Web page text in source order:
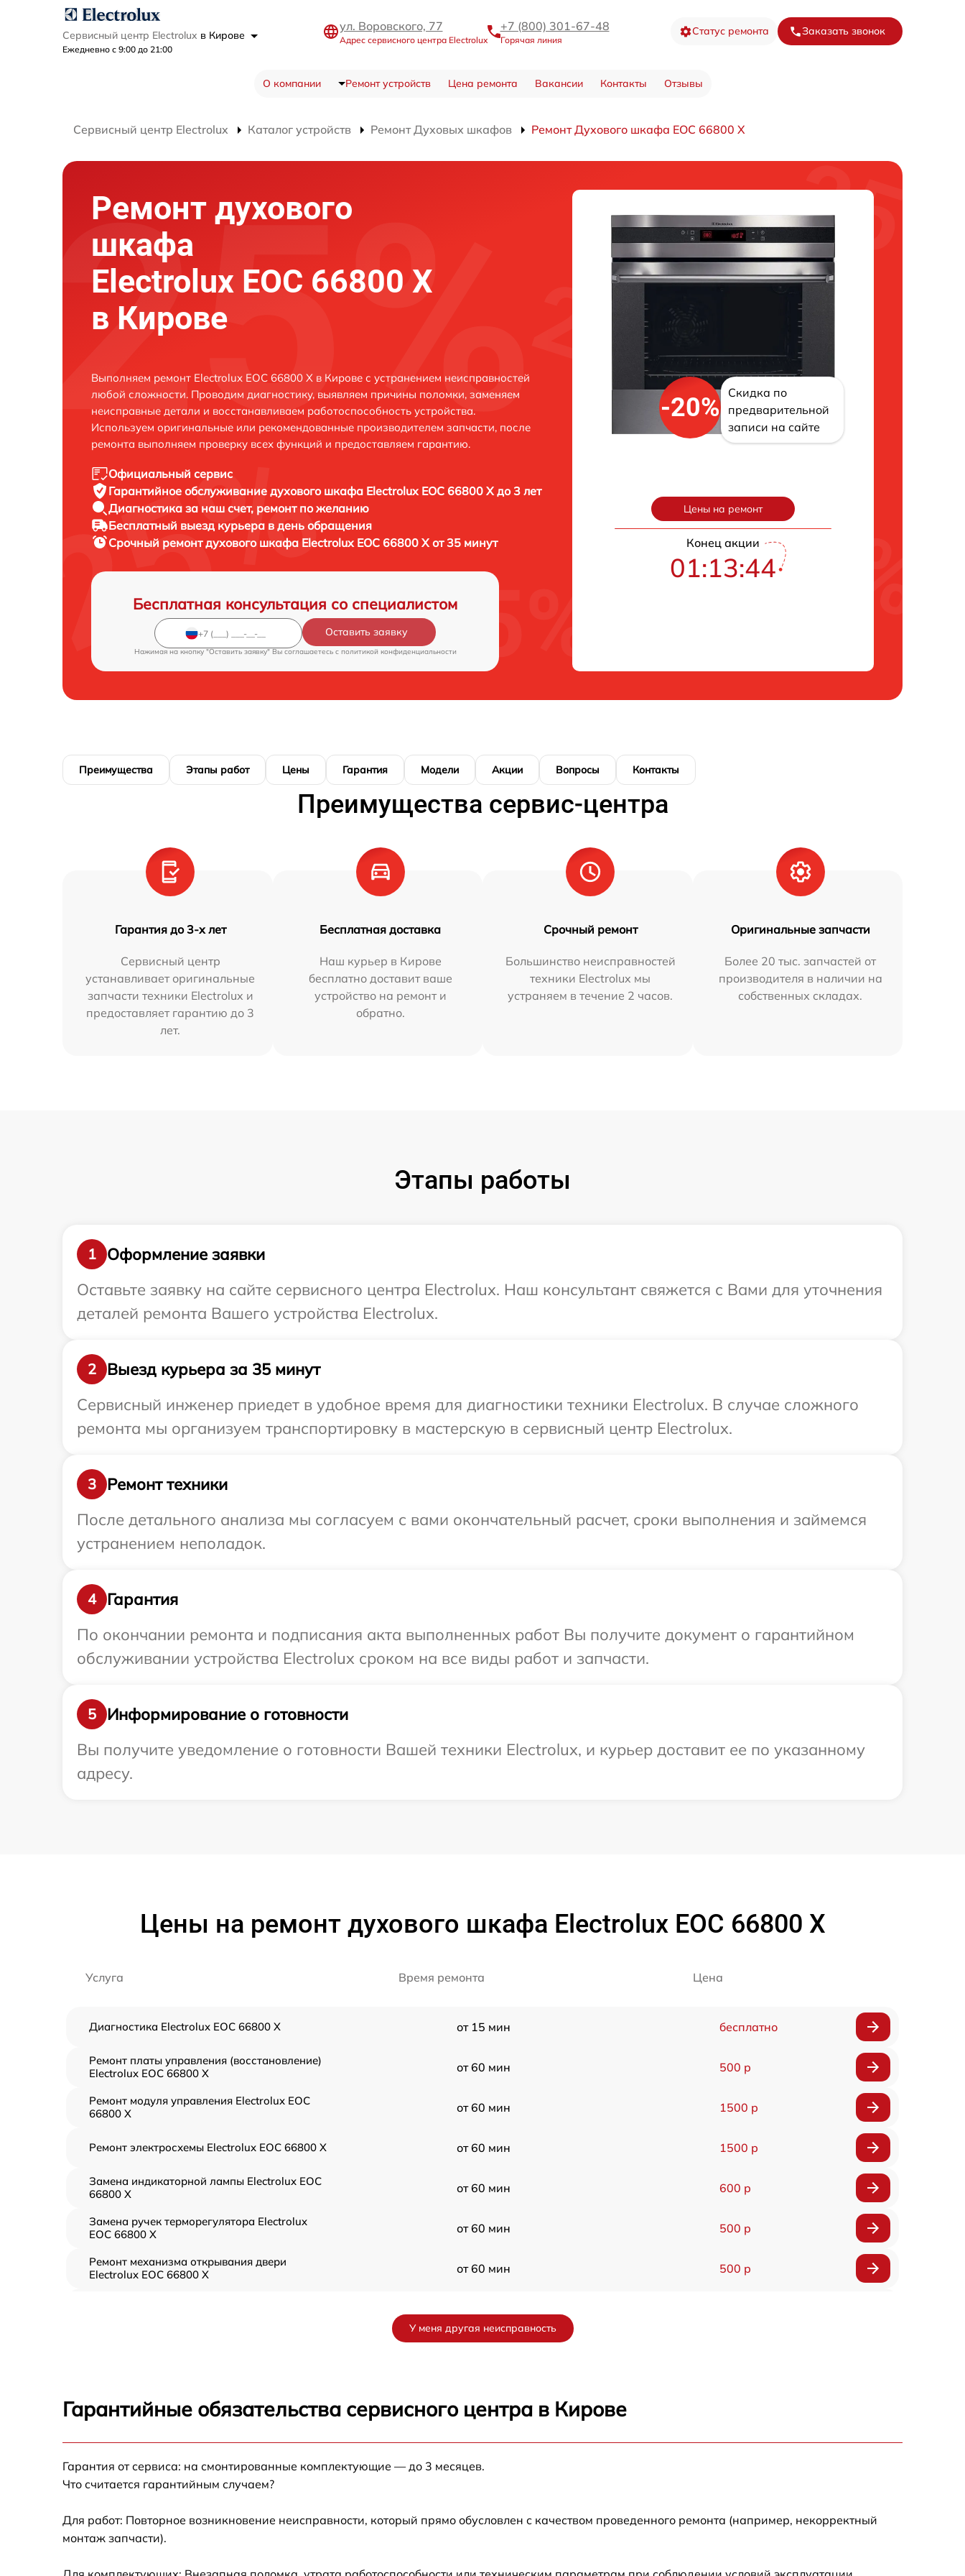
Сервисный центр Electrolux в Кирове
Ежедневно с 9:00 до 21:00
ул. Воровского, 77
Адрес сервисного центра Electrolux
+7 (800) 301-67-48
Горячая линия
Статус ремонта Заказать звонок
О компании Ремонт устройств Цена ремонта Вакансии Контакты Отзывы
Сервисный центр Electrolux Каталог устройств Ремонт Духовых шкафов Ремонт Духового шкафа EOC 66800 X
Ремонт духового
шкафа
Electrolux EOC 66800 X
в Кирове
Выполняем ремонт Electrolux EOC 66800 X в Кирове с устранением неисправностей
любой сложности. Проводим диагностику, выявляем причины поломки, заменяем
неисправные детали и восстанавливаем работоспособность устройства.
Используем оригинальные или рекомендованные производителем запчасти, после
ремонта выполняем проверку всех функций и предоставляем гарантию.
Официальный сервис
Гарантийное обслуживание духового шкафа Electrolux EOC 66800 X до 3 лет
Диагностика за наш счет, ремонт по желанию
Бесплатный выезд курьера в день обращения
Срочный ремонтдухового шкафа Electrolux EOC 66800 X от 35 минут
Бесплатная консультация со специалистом
Оставить заявку
Нажимая на кнопку "Оставить заявку" Вы соглашаетесь c политикой конфиденциальности
-20%
Скидка по
предварительной
записи на сайте
Цены на ремонт
Конец акции
01:13:42
Преимущества Этапы работ Цены Гарантия Модели Акции Вопросы Контакты
Преимущества сервис-центра
Гарантия до 3-х лет
Сервисный центр
устанавливает оригинальные
запчасти техники Electrolux и
предоставляет гарантию до 3
лет.
Бесплатная доставка
Наш курьер в Кирове
бесплатно доставит ваше
устройство на ремонт и
обратно.
Срочный ремонт
Большинство неисправностей
техники Electrolux мы
устраняем в течение 2 часов.
Оригинальные запчасти
Более 20 тыс. запчастей от
производителя в наличии на
собственных складах.
Этапы работы
1
Оформление заявки
Оставьте заявку на сайте сервисного центра Electrolux. Наш консультант свяжется с Вами для уточнения
деталей ремонта Вашего устройства Electrolux.
2
Выезд курьера за 35 минут
Сервисный инженер приедет в удобное время для диагностики техники Electrolux. В случае сложного
ремонта мы организуем транспортировку в мастерскую в сервисный центр Electrolux.
3
Ремонт техники
После детального анализа мы согласуем с вами окончательный расчет, сроки выполнения и займемся
устранением неполадок.
4
Гарантия
По окончании ремонта и подписания акта выполненных работ Вы получите документ о гарантийном
обслуживании устройства Electrolux сроком на все виды работ и запчасти.
5
Информирование о готовности
Вы получите уведомление о готовности Вашей техники Electrolux, и курьер доставит ее по указанному
адресу.
Цены на ремонт духового шкафа Electrolux EOC 66800 X
Услуга Время ремонта Цена
Диагностика Electrolux EOC 66800 X от 15 мин бесплатно
Ремонт платы управления (восстановление)
Electrolux EOC 66800 X
от 60 мин 500 р
Ремонт модуля управления Electrolux EOC
66800 X
от 60 мин 1500 р
Ремонт электросхемы Electrolux EOC 66800 X от 60 мин 1500 р
Замена индикаторной лампы Electrolux EOC
66800 X
от 60 мин 600 р
Замена ручек терморегулятора Electrolux
EOC 66800 X
от 60 мин 500 р
Ремонт механизма открывания двери
Electrolux EOC 66800 X
от 60 мин 500 р
Замена термодатчика Electrolux EOC 66800 X от 60 мин
66800 X
У меня другая неисправность
Гарантийные обязательства сервисного центра в Кирове
Гарантия от сервиса: на смонтированные комплектующие — до 3 месяцев.
Что считается гарантийным случаем?
Для работ: Повторное возникновение неисправности, который прямо обусловлен с качеством проведенного ремонта (например, некорректный
монтаж запчасти).